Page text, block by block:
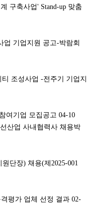
구축사업' Stand-up 맞춤
업 기업지원 공고-박람회
조성사업 -전주기 기업지
여기업 모집공고 04-10
산업 사내협력사 채용박
단장) 채용(제2025-001
평가 업체 선정 결과 02-